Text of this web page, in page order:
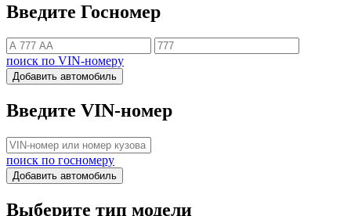
Введите Госномер
поиск по VIN-номеру
Добавить автомобиль
Введите VIN-номер
поиск по госномеру
Добавить автомобиль
Выберите тип модели